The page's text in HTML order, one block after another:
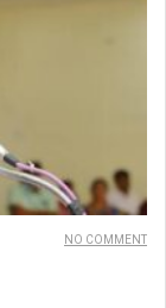
NO COMMENT